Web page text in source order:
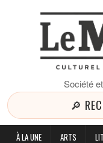
Société
🔎
À LA UNE ARTS